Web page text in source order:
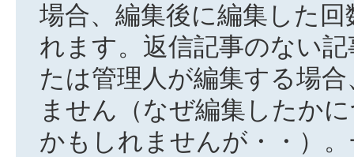
場合、編集後に編集した
れます。返信記事のない
たは管理人が編集する場
ません（なぜ編集したか
かもしれませんが・・）